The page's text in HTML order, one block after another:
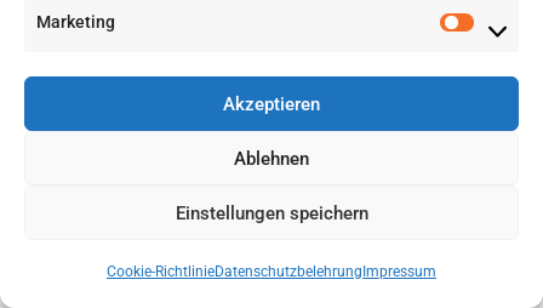
Marketing
Akzeptieren
Ablehnen
Einstellungen speichern
Cookie-RichtlinieDatenschutzbelehrung​ Impressum